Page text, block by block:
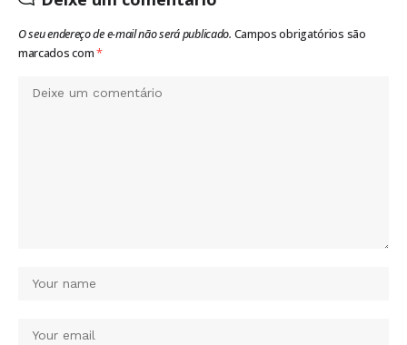
O seu endereço de e-mail não será publicado. Campos obrigatórios são
marcados com*